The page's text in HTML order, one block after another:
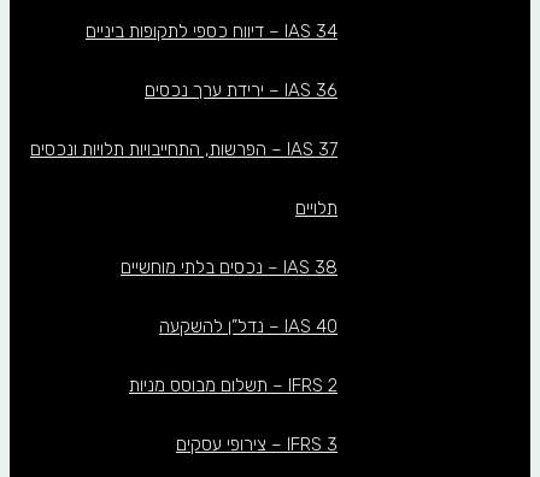
IAS 34 – דיווח כספי לתקופות ביניים
IAS 36 – ירידת ערך נכסים
IAS 37 – הפרשות, התחייבויות תלויות ונכסים
תלויים
IAS 38 – נכסים בלתי מוחשיים
IAS 40 – נדל”ן להשקעה
IFRS 2 – תשלום מבוסס מניות
IFRS 3 – צירופי עסקים